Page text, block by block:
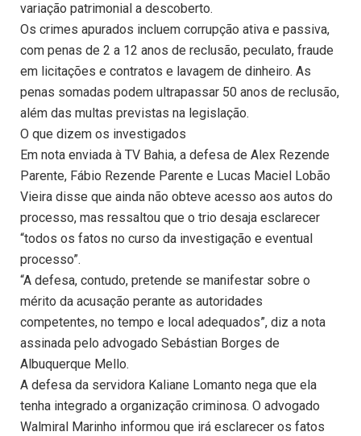
variação patrimonial a descoberto.
Os crimes apurados incluem corrupção ativa e passiva,
com penas de 2 a 12 anos de reclusão, peculato, fraude
em licitações e contratos e lavagem de dinheiro. As
penas somadas podem ultrapassar 50 anos de reclusão,
além das multas previstas na legislação.
O que dizem os investigados
Em nota enviada à TV Bahia, a defesa de Alex Rezende
Parente, Fábio Rezende Parente e Lucas Maciel Lobão
Vieira disse que ainda não obteve acesso aos autos do
processo, mas ressaltou que o trio desaja esclarecer
“todos os fatos no curso da investigação e eventual
processo”.
“A defesa, contudo, pretende se manifestar sobre o
mérito da acusação perante as autoridades
competentes, no tempo e local adequados”, diz a nota
assinada pelo advogado Sebástian Borges de
Albuquerque Mello.
A defesa da servidora Kaliane Lomanto nega que ela
tenha integrado a organização criminosa. O advogado
Walmiral Marinho informou que irá esclarecer os fatos